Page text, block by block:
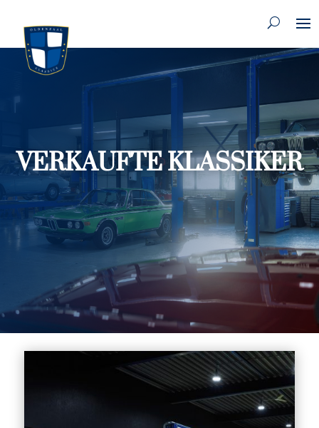
VERKAUFTE KLASSIKER